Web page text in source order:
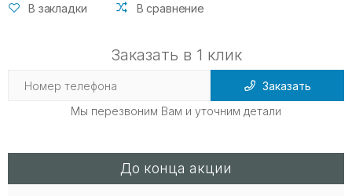
В закладки В сравнение
Заказать в 1 клик
Заказать
Мы перезвоним Вам и уточним детали
До конца акции